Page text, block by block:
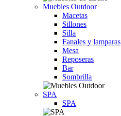
Muebles Outdoor
Macetas
Sillones
Silla
Fanales y lamparas
Mesa
Reposeras
Bar
Sombrilla
SPA
SPA